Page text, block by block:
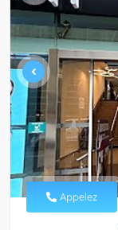
Appelez